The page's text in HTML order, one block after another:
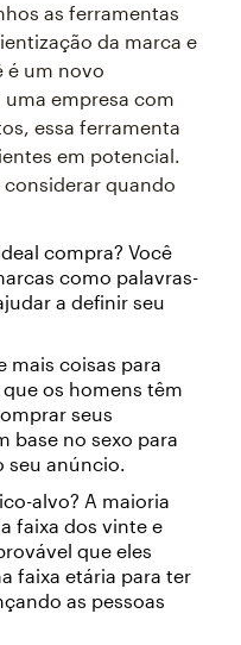
as ferramentas
da marca e
é um novo
empresa com
essa ferramenta
em potencial.
considerar quando
compra? Você
como palavras-
a definir seu
mais coisas para
os homens têm
seus
base no sexo para
seu anúncio.
alvo? A maioria
faixa dos vinte e
que eles
faixa etária para ter
as pessoas